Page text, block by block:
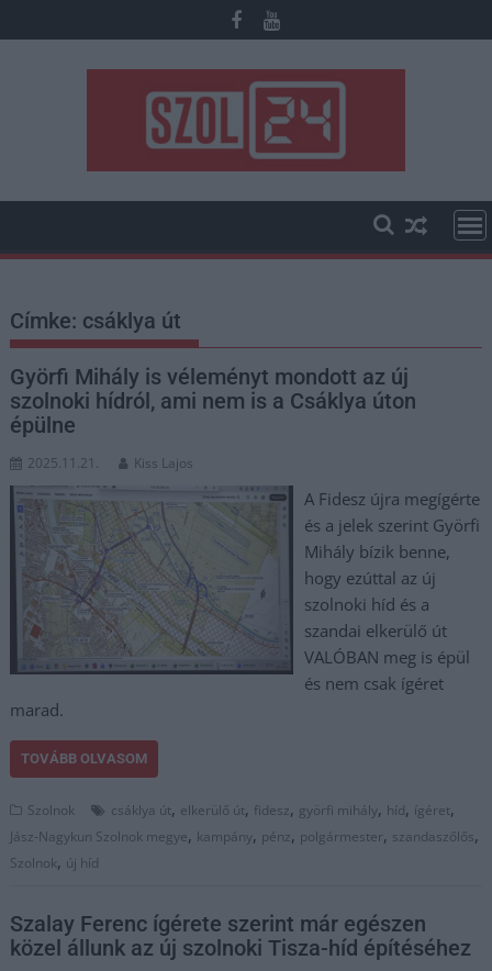
to
Címke: csáklya út
Györfi Mihály is véleményt mondott az új
szolnoki hídról, ami nem is a Csáklya úton
épülne
2025.11.21. Kiss Lajos
A Fidesz újra megígérte
és a jelek szerint Györfi
Mihály bízik benne,
hogy ezúttal az új
szolnoki híd és a
szandai elkerülő út
VALÓBAN meg is épül
és nem csak ígéret
marad.
TOVÁBB OLVASOM
Szolnok csáklya út, elkerülő út, fidesz, györfi mihály, híd, ígéret,
Jász-Nagykun Szolnok megye, kampány, pénz, polgármester, szandaszőlős,
Szolnok, új híd
Szalay Ferenc ígérete szerint már egészen
közel állunk az új szolnoki Tisza-híd építéséhez